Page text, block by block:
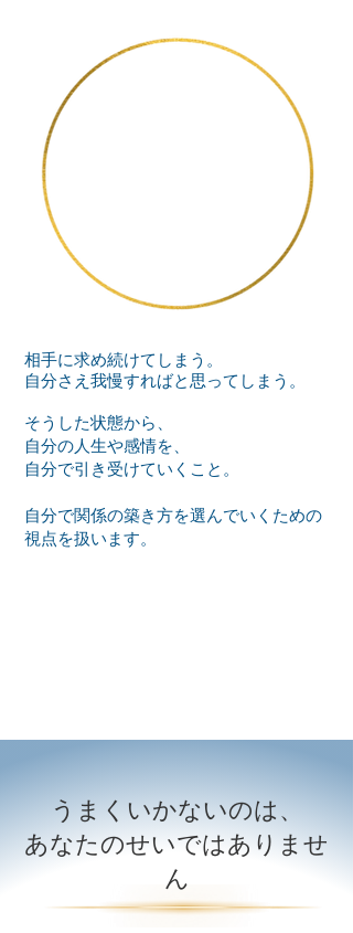
相手に求め続けてしまう。
自分さえ我慢すればと思ってしまう。
そうした状態から、
自分の人生や感情を、
自分で引き受けていくこと。
自分で関係の築き方を選んでいくための
視点を扱います。
うまくいかないのは、
あなたのせいではありませ
ん